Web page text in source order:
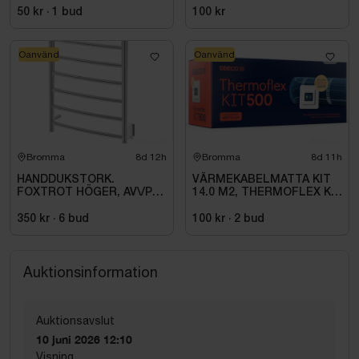
Antal anslutningar: 6
Produkten är en retur och saknar originalemballage.
50 kr · 1 bud 100 kr
Bromma 8d 12h
HANDDUKSTORK.
FOXTROT HÖGER, AV\/PÅ
350 kr · 6 bud
Oanvänd
Bromma 8d 11h
VÄRMEKABELMATTA KIT
14.0 M2, THERMOFLEX KIT
100 kr · 2 bud
Oanvänd
Auktionsinformation
Auktionsavslut
10 juni 2026 12:10